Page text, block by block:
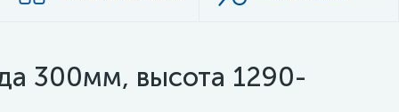
300мм, высота 1290-